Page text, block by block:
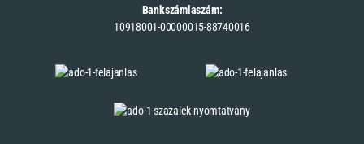
Bankszámlaszám:
10918001-00000015-88740016